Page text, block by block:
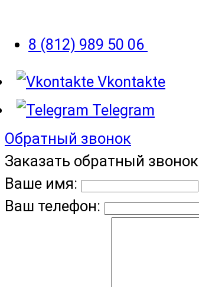
8 (812) 989 50 06
Vkontakte
Telegram
Обратный звонок
Заказать обратный звонок
Ваше имя:
Ваш телефон: